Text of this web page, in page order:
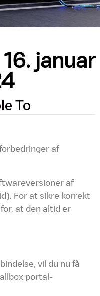
januar
To
af
af
For at sikre korrekt
at den altid er
vil du nu få
portal-